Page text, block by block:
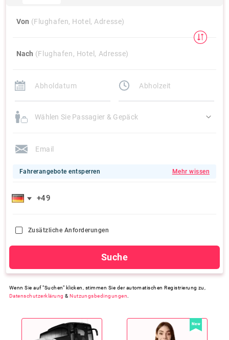
Von (Flughafen, Hotel, Adresse)
Nach (Flughafen, Hotel, Adresse)
Wählen Sie Passagier & Gepäck
Fahrerangebote entsperren Mehr wissen
Zusätzliche Anforderungen
Suche
Wenn Sie auf "Suchen" klicken, stimmen Sie der automatischen Registrierung zu,
Datenschutzerklärung &Nutzungsbedingungen
New